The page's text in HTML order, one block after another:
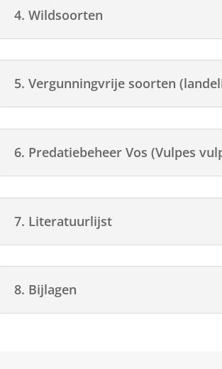
4. Wildsoorten
5. Vergunningvrije soorten
6. Predatiebeheer Vos (Vulpes
7. Literatuurlijst
8. Bijlagen